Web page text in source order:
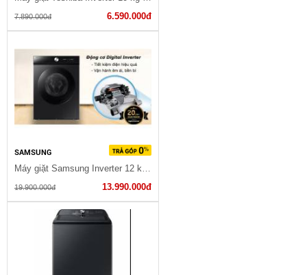
7.890.000đ 6.590.000đ
SAMSUNG
19.900.000đ 13.990.000đ